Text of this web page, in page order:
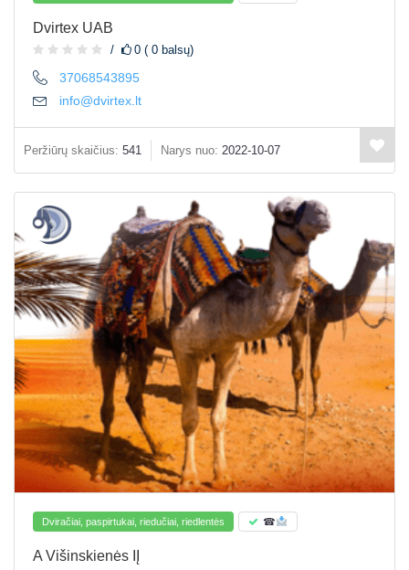
Dvirtex UAB
0 ( 0 balsų)
37068543895
info@dvirtex.lt
Peržiūrų skaičius: 541 Narys nuo: 2022-10-07
Dviračiai, paspirtukai, riedučiai, riedlentės ☎
A Višinskienės IĮ